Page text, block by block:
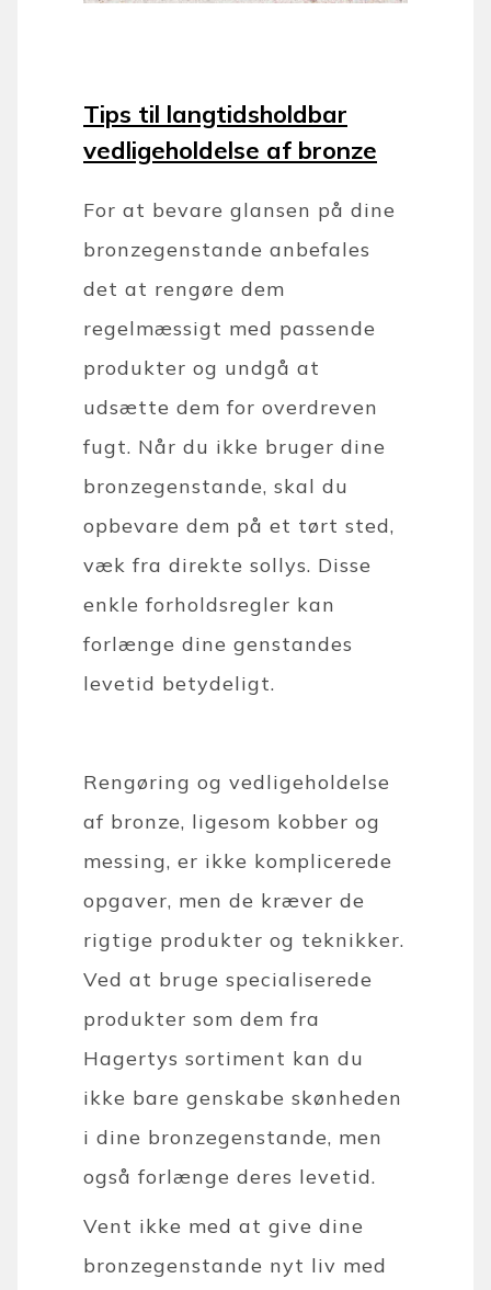
Tips til langtidsholdbar
vedligeholdelse af bronze
For at bevare glansen på dine
bronzegenstande anbefales
det at rengøre dem
regelmæssigt med passende
produkter og undgå at
udsætte dem for overdreven
fugt. Når du ikke bruger dine
bronzegenstande, skal du
opbevare dem på et tørt sted,
væk fra direkte sollys. Disse
enkle forholdsregler kan
forlænge dine genstandes
levetid betydeligt.
Rengøring og vedligeholdelse
af bronze, ligesom kobber og
messing, er ikke komplicerede
opgaver, men de kræver de
rigtige produkter og teknikker.
Ved at bruge specialiserede
produkter som dem fra
Hagertys sortiment kan du
ikke bare genskabe skønheden
i dine bronzegenstande, men
også forlænge deres levetid.
Vent ikke med at give dine
bronzegenstande nyt liv med